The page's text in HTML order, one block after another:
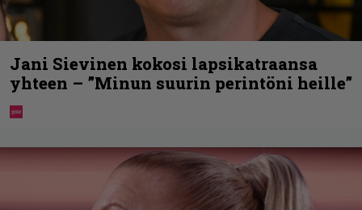
Jani Sievinen kokosi lapsikatraansa
yhteen – ”Minun suurin perintöni heille”